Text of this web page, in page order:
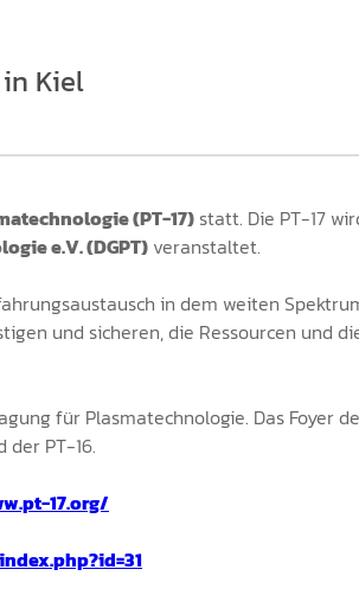
Kiel
(PT-17) statt. Die PT-17
e.V. (DGPT) veranstaltet.
in dem weiten
und sicheren, die Ressourcen und
für Plasmatechnologie. Das Foyer
PT-16.
17.org/